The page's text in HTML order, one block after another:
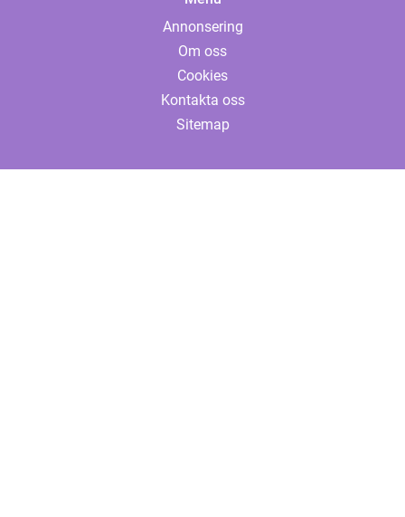
Annonsering
Om oss
Cookies
Kontakta oss
Sitemap